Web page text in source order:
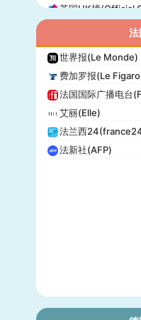
英国UK榜(Official
法
世界报(Le Monde)
费加罗报(Le
法国国际广播电台
艾丽(Elle)
法兰西
法新社(AFP)